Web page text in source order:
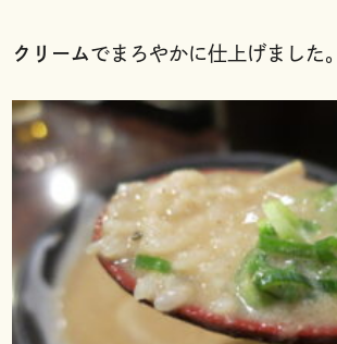
クリームでまろやかに仕上げました。